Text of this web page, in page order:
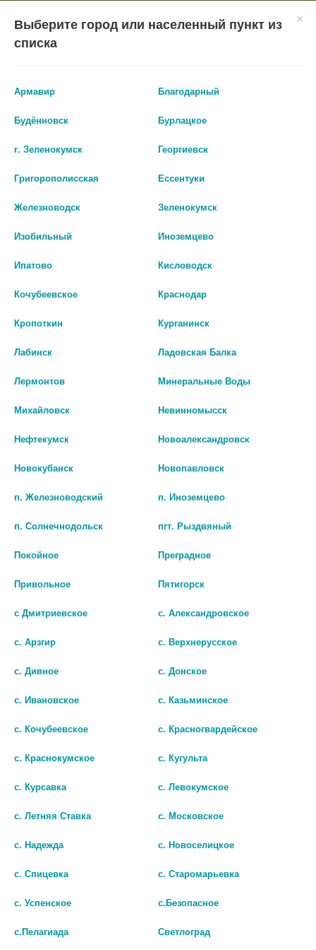
ГЛАВНАЯ КАТАЛОГ ЛЕКАРСТВА И БАДЫ
Противорвотные
средства свечи
16МГ. №2 СУПП.
772 руб.
В КОРЗИНУ
© Городская аптека - Маркетплейс. Все права защищены
Городская Аптека Маркетплейс
- In Google Play
VIEW
Выберите город или населенный пункт из
списка
Армавир Благодарный
Будённовск Бурлацкое
г. Зеленокумск Георгиевск
Григорополисская Ессентуки
Железноводск Зеленокумск
Изобильный Иноземцево
Ипатово Кисловодск
Кочубеевское Краснодар
Кропоткин Курганинск
Лабинск Ладовская Балка
Лермонтов Минеральные Воды
Михайловск Невинномысск
Нефтекумск Новоалександровск
Новокубанск Новопавловск
п. Железноводский п. Иноземцево
п. Солнечнодольск пгт. Рыздвяный
Покойное Преградное
Привольное Пятигорск
с Дмитриевское с. Александровское
с. Арзгир с. Верхнерусское
с. Дивное с. Донское
с. Ивановское с. Казьминское
с. Кочубеевское с. Красногвардейское
с. Краснокумское с. Кугульта
с. Курсавка с. Левокумское
с. Летняя Ставка с. Московское
с. Надежда с. Новоселицкое
с. Спицевка с. Старомарьевка
с. Успенское с.Безопасное
с.Пелагиада Светлоград
Городская Аптека